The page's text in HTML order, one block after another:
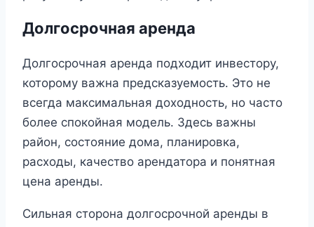
Долгосрочная аренда
Долгосрочная аренда подходит инвестору,
которому важна предсказуемость. Это не
всегда максимальная доходность, но часто
более спокойная модель. Здесь важны
район, состояние дома, планировка,
расходы, качество арендатора и понятная
цена аренды.
Сильная сторона долгосрочной аренды в